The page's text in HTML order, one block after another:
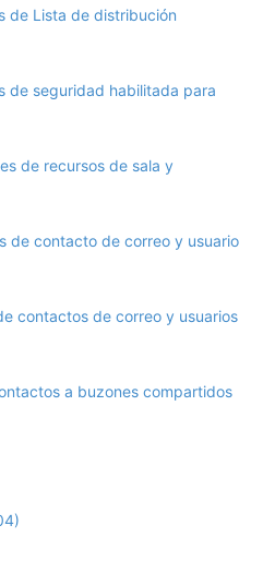
de Lista de distribución
de seguridad habilitada para
de recursos de sala y
de contacto de correo y usuario
contactos de correo y usuarios
a buzones compartidos